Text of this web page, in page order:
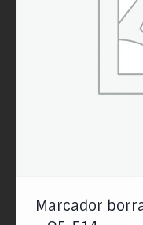
Marcador